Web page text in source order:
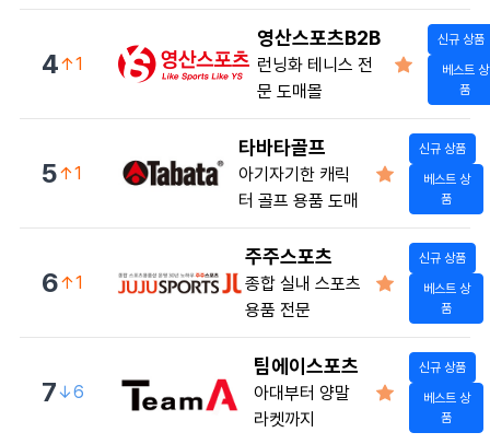
4↑1
영산스포츠B2B
런닝화 테니스 전
문 도매몰
신규 상품
베스트 상
품
5↑1
타바타골프
아기자기한 캐릭
터 골프 용품 도매
신규 상품
베스트 상
품
6↑1
주주스포츠
종합 실내 스포츠
용품 전문
신규 상품
베스트 상
품
7↓6
팀에이스포츠
아대부터 양말
라켓까지
신규 상품
베스트 상
품